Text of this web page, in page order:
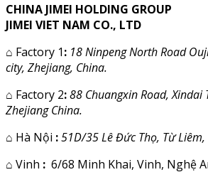
CHINA JIMEI HOLDING GROUP
JIMEI VIET NAM CO., LTD
⌂ Factory 1: 18 Ninpeng North Road
city, Zhejiang, China.
⌂ Factory 2:88 Chuangxin Road, Xindai
Zhejiang China.
⌂ Hà Nội :51D/35 Lê Đức Thọ, Từ Liêm,
⌂ Vinh : 6/68 Minh Khai, Vinh, Nghệ